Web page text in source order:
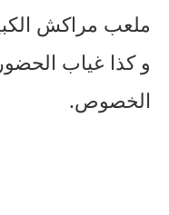
ملعب مراكش
و كذا غياب
الخصوص.